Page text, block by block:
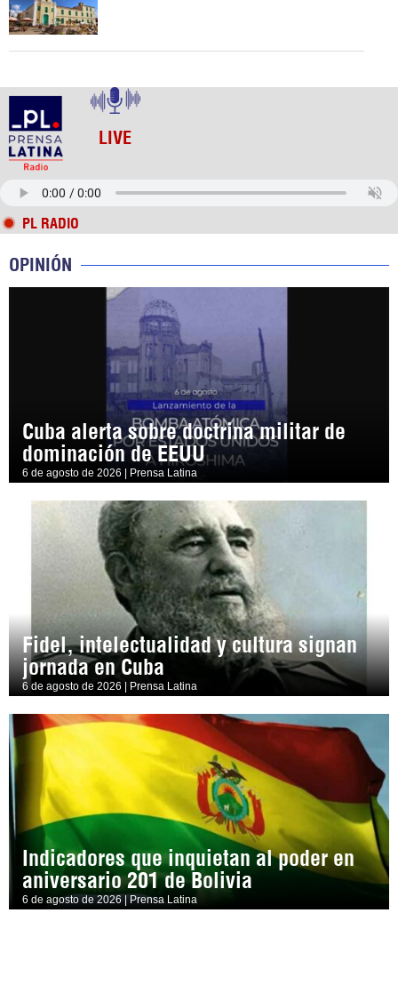
LIVE
PL RADIO
OPINIÓN
Cuba alerta sobre doctrina militar de
dominación de EEUU
6 de agosto de 2026 | Prensa Latina
Fidel, intelectualidad y cultura signan
jornada en Cuba
6 de agosto de 2026 | Prensa Latina
Indicadores que inquietan al poder en
aniversario 201 de Bolivia
6 de agosto de 2026 | Prensa Latina